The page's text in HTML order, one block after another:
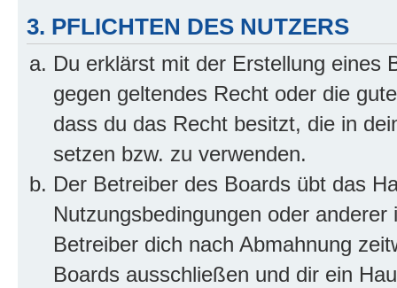
3. PFLICHTEN DES NUTZERS
Du erklärst mit der Erstellung eines
gegen geltendes Recht oder die
dass du das Recht besitzt, die in
setzen bzw. zu verwenden.
Der Betreiber des Boards übt das
Nutzungsbedingungen oder
Betreiber dich nach Abmahnung
Boards ausschließen und dir ein